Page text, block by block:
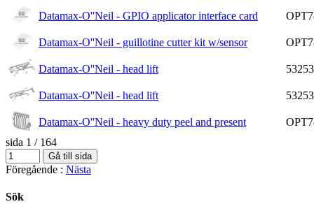
Datamax-O''Neil - GPIO applicator interface card
Datamax-O''Neil - guillotine cutter kit w/sensor
Datamax-O''Neil - head lift
Datamax-O''Neil - head lift
Datamax-O''Neil - heavy duty peel and present
sida 1 / 164
Föregående : Nästa
Sök